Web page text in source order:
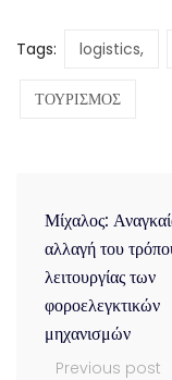
Tags: logistics,
ΤΟΥΡΙΣΜΟΣ
Μίχαλος:
αλλαγή του
λειτουργίας των
φοροελεγκτικών
μηχανισμών
Previous post